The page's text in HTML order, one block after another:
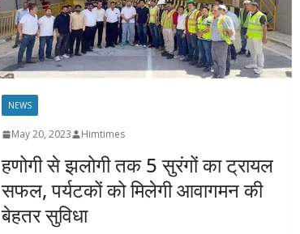
NEWS
May 20, 2023 Himtimes
हणोगी से झलोगी तक 5 सुरंगों का ट्रायल
सफल, पर्यटकों को मिलेगी आवागमन की
बेहतर सुविधा